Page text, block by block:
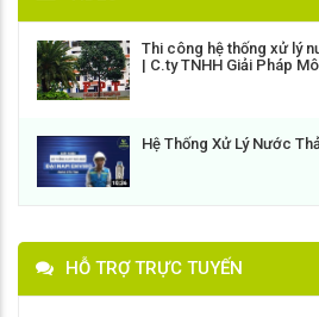
Thi công hệ thống xử lý
| C.ty TNHH Giải Pháp
Hệ Thống Xử Lý Nước
HỖ TRỢ TRỰC TUYẾN